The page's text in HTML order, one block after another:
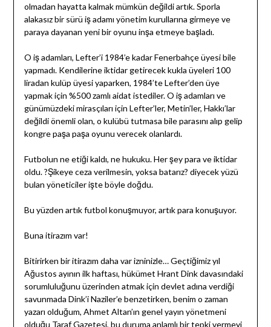
olmadan hayatta kalmak mümkün değildi artık. Sporla
alakasız bir sürü iş adamı yönetim kurullarına girmeye ve
paraya dayanan yeni bir oyunu inşa etmeye başladı.
O iş adamları, Lefter’i 1984’e kadar Fenerbahçe üyesi bile
yapmadı. Kendilerine iktidar getirecek kukla üyeleri 100
liradan kulüp üyesi yaparken, 1984’te Lefter’den üye
yapmak için %500 zamlı aidat istediler. O iş adamları ve
günümüzdeki mirasçıları için Lefter’ler, Metin’ler, Hakkı’lar
değildi önemli olan, o kulübü tutmasa bile parasını alıp gelip
kongre paşa paşa oyunu verecek olanlardı.
Futbolun ne etiği kaldı, ne hukuku. Her şey para ve iktidar
oldu. ?Şikeye ceza verilmesin, yoksa batarız? diyecek yüzü
bulan yöneticiler işte böyle doğdu.
Bu yüzden artık futbol konuşmuyor, artık para konuşuyor.
Buna itirazım var!
Bitirirken bir itirazım daha var izninizle… Geçtiğimiz yıl
Ağustos ayının ilk haftası, hükümet Hrant Dink davasındaki
sorumluluğunu üzerinden atmak için devlet adına verdiği
savunmada Dink’i Naziler’e benzetirken, benim o zaman
yazarı olduğum, Ahmet Altan’ın genel yayın yönetmeni
olduğu Taraf Gazetesi, bu duruma anlamlı bir tepki vermeyi